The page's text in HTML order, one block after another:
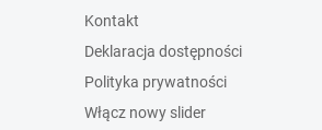
Kontakt
Deklaracja dostępności
Polityka prywatności
Włącz nowy slider